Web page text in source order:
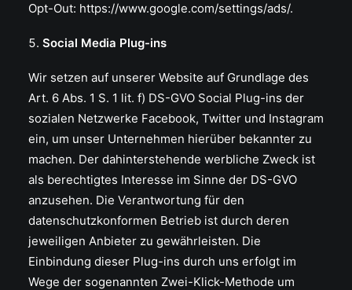
Opt-Out: https://www.google.com/settings/ads/.
Social Media Plug-ins
Wir setzen auf unserer Website auf Grundlage des
Art. 6 Abs. 1 S. 1 lit. f) DS-GVO Social Plug-ins der
sozialen Netzwerke Facebook, Twitter und Instagram
ein, um unser Unternehmen hierüber bekannter zu
machen. Der dahinterstehende werbliche Zweck ist
als berechtigtes Interesse im Sinne der DS-GVO
anzusehen. Die Verantwortung für den
datenschutzkonformen Betrieb ist durch deren
jeweiligen Anbieter zu gewährleisten. Die
Einbindung dieser Plug-ins durch uns erfolgt im
Wege der sogenannten Zwei-Klick-Methode um